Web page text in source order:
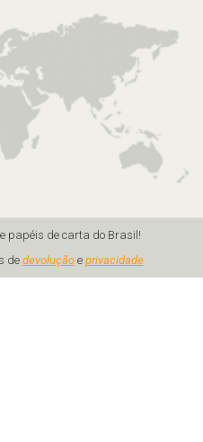
papéis de carta do Brasil!
de devoluçãoe privacidade